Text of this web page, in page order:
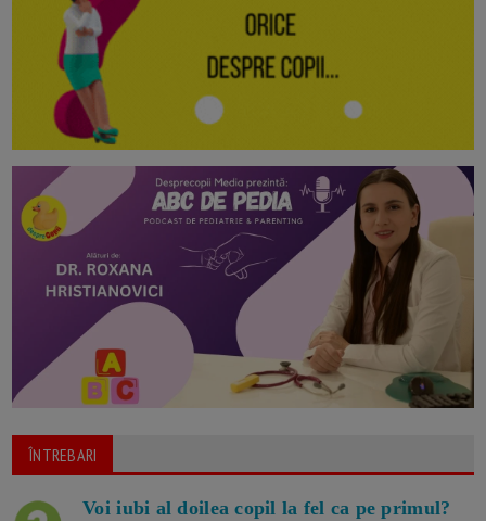
ÎNTREBARI
Voi iubi al doilea copil la fel ca pe primul?